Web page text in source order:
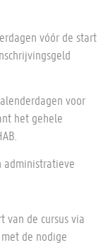
vóór de start
voor
het gehele
de cursus via
de nodige